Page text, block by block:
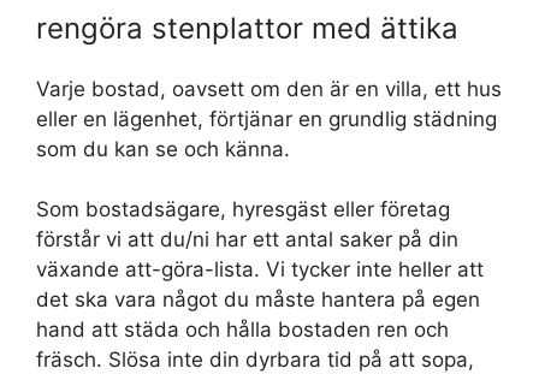
rengöra stenplattor med ättika
Varje bostad, oavsett om den är en villa, ett hus
eller en lägenhet, förtjänar en grundlig städning
som du kan se och känna.
Som bostadsägare, hyresgäst eller företag
förstår vi att du/ni har ett antal saker på din
växande att-göra-lista. Vi tycker inte heller att
det ska vara något du måste hantera på egen
hand att städa och hålla bostaden ren och
fräsch. Slösa inte din dyrbara tid på att sopa,